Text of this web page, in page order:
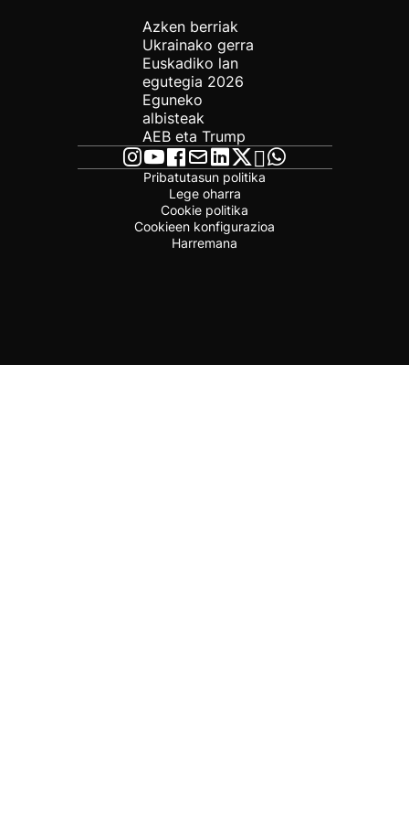
Azken berriak
Ukrainako gerra
Euskadiko lan
egutegia 2026
Eguneko
albisteak
AEB eta Trump
Pribatutasun politika
Lege oharra
Cookie politika
Cookieen konfigurazioa
Harremana